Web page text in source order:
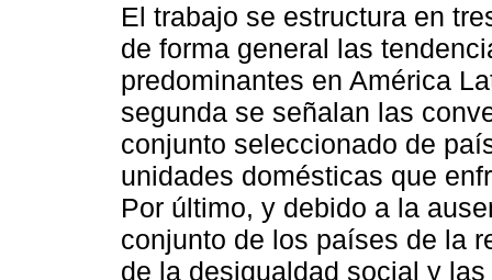
El trabajo se estructura en
de forma general las
predominantes en América
segunda se señalan las
conjunto seleccionado de
unidades domésticas que
Por último, y debido a la
conjunto de los países de la
de la desigualdad social y